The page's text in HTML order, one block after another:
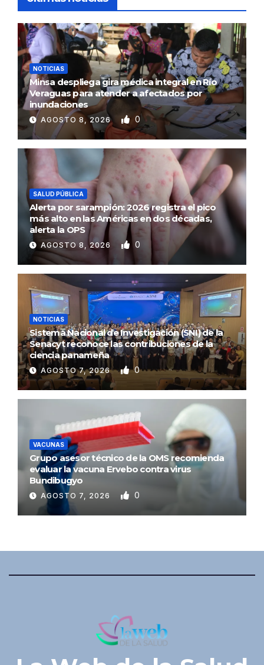
NOTICIAS
Minsa despliega gira médica integral en Río
Veraguas para atender a afectados por
inundaciones
AGOSTO 8, 2026 0
SALUD PÚBLICA
Alerta por sarampión: 2026 registra el pico
más alto en las Américas en dos décadas,
alerta la OPS
AGOSTO 8, 2026 0
NOTICIAS
Sistema Nacional de Investigación (SNI) de la
Senacyt reconoce las contribuciones de la
ciencia panameña
AGOSTO 7, 2026 0
VACUNAS
Grupo asesor técnico de la OMS recomienda
evaluar la vacuna Ervebo contra virus
Bundibugyo
AGOSTO 7, 2026 0